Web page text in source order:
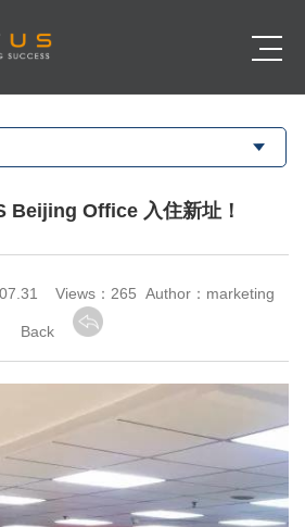
Beijing Office 入住新址！
Views： 265 Author：marketing
Back